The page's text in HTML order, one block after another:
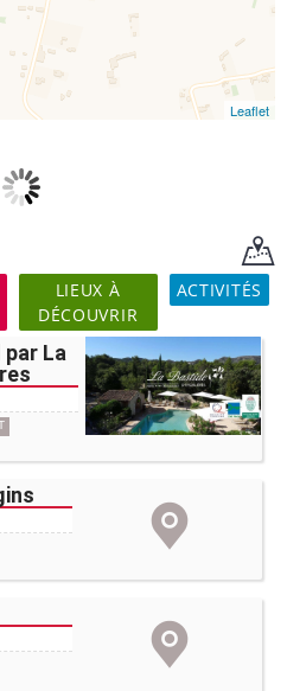
Leaflet
LIEUX À
DÉCOUVRIR
ACTIVITÉS
La